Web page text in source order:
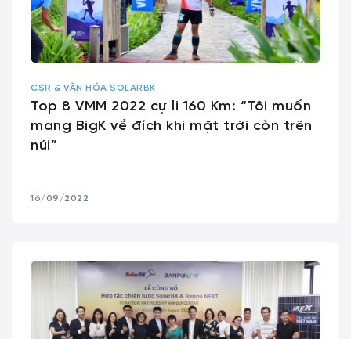
CSR & VĂN HÓA SOLARBK
Top 8 VMM 2022 cự li 160 Km: “Tôi muốn
mang BigK về đích khi mặt trời còn trên
núi”
16/09/2022